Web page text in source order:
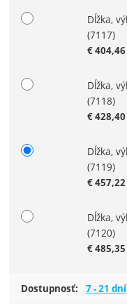
Dĺžka,
(7117)
€404,46
Dĺžka,
(7118)
€428,40
Dĺžka,
(7119)
€457,22
Dĺžka,
(7120)
€485,35
Dostupnosť: 7 - 21 dní